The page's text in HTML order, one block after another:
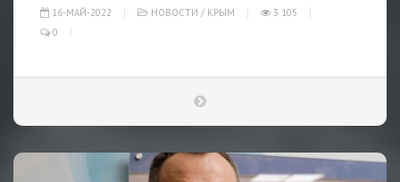
16-МАЙ-2022 НОВОСТИ / КРЫМ
3 105
0